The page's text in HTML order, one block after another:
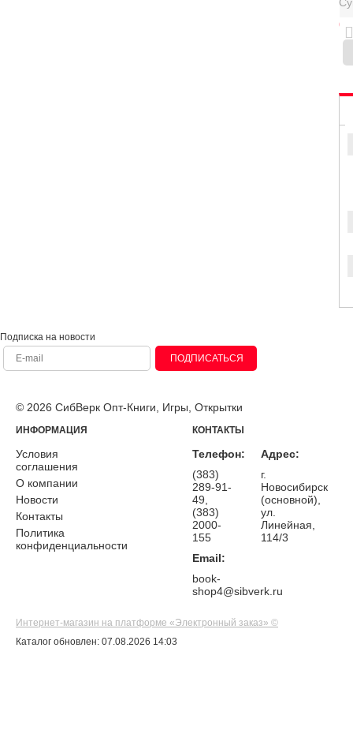
0
Подписка на новости
ПОДПИСАТЬСЯ
© 2026 СибВерк Опт-Книги, Игры, Открытки
ИНФОРМАЦИЯ
Условия
соглашения
О компании
Новости
Контакты
Политика
конфиденциальности
КОНТАКТЫ
Телефон:
(383)
289-91-
49,
(383)
2000-
155
Email:
book-
shop4@sibverk.ru
Адрес:
г.
Новосибирск
(основной),
ул.
Линейная,
114/3
Интернет-магазин на платформе «Электронный заказ» ©
Каталог обновлен: 07.08.2026 14:03